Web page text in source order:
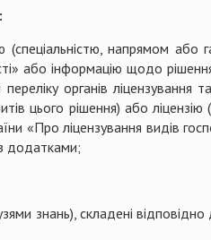
напрямом або
або інформацію щодо
органів ліцензування
цього рішення) або ліцензію
«Про ліцензування видів
додатками;
знань), складені